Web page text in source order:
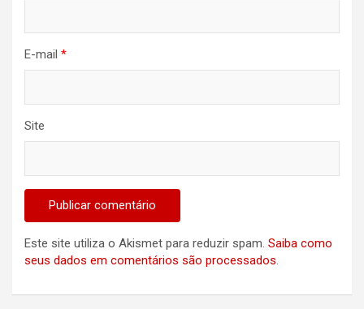
E-mail *
Site
Este site utiliza o Akismet para reduzir spam. Saiba como
seus dados em comentários são processados.